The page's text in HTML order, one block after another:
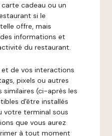
cadeau ou un
si le
offre, mais
informations et
du restaurant.
de vos interactions
pixels ou autres
(ci-après les
d'être installés
votre terminal sous
que vous aurez
à tout moment